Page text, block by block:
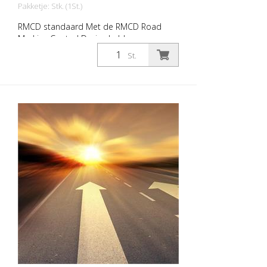
Pakketje: Stk. (1St.)
RMCD standaard Met de RMCD Road
Marking Control Device hebben we een
volledig nieuw systeem ontwikkeld om
wegmarkeringsmachines met meer
intuïtieve bedieningselement, kun je alle
relevante informatie aflezen op het
hogeresolutiedisplay of gewoon invoeren.
Naast een compleet nieuwe
gebruikersinterface (RMCD interface)
hebben we extra functionaliteiten
ingebouwd. Zoals het wijzigen van de lijn-
of spleetlengte tijdens het werk. Een
herinneringsfunctie voor diensten en nog
veel meer. Voordelen van de RMCD-
standaard: - RMCD-Road Marking Control
Device - Standaard - RMCD-Drive (unieke
bediening) - RMCD-interface (moderne,
St.